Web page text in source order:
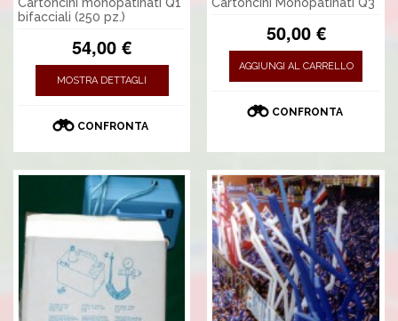
Cartoncini monopatinati Q1
bifacciali (250 pz.)
54,00 €
MOSTRA DETTAGLI
CONFRONTA
Cartoncini Monopatinati Q3
50,00 €
AGGIUNGI AL CARRELLO
CONFRONTA